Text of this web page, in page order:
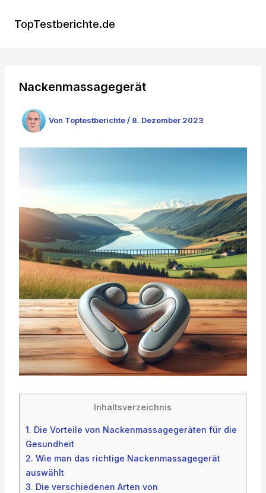
InhaltTopTestberichte.de
Nackenmassagegerät
Von Toptestberichte / 8. Dezember 2023
Inhaltsverzeichnis
1. Die Vorteile von Nackenmassagegeräten für die
Gesundheit
2. Wie man das richtige Nackenmassagegerät
auswählt
3. Die verschiedenen Arten von